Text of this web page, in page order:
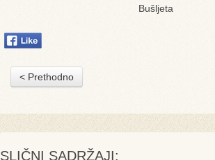
Bušljeta
< Prethodno
SLIČNI SADRŽAJI: